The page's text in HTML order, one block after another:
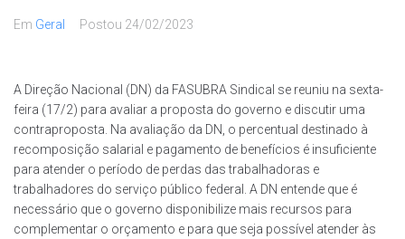
Em Geral Postou 24/02/2023
A Direção Nacional (DN) da FASUBRA Sindical se reuniu na sexta-
feira (17/2) para avaliar a proposta do governo e discutir uma
contraproposta. Na avaliação da DN, o percentual destinado à
recomposição salarial e pagamento de benefícios é insuficiente
para atender o período de perdas das trabalhadoras e
trabalhadores do serviço público federal. A DN entende que é
necessário que o governo disponibilize mais recursos para
complementar o orçamento e para que seja possível atender às